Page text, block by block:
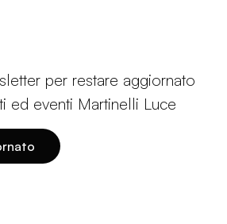
per restare aggiornato
ed eventi Martinelli Luce